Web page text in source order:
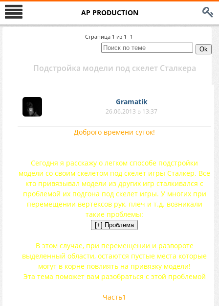
AP PRODUCTION
Страница 1 из 1 1
Подстройка модели под скелет Сталкера
Gramatik
26.06.2013 в 13:37
Доброго времени суток!
Сегодня я расскажу о легком способе подстройки
модели со своим скелетом под скелет игры Сталкер. Все
кто привязывал модели из других игр сталкивался с
проблемой их подгона под скелет игры. У многих при
перемещении вертексов рук, плеч и т.д. возникали
такие проблемы:
В этом случае, при перемещении и развороте
выделенный области, остаются пустые места которые
могут в корне повлиять на привязку модели!
Эта тема поможет вам разобраться с этой проблемой
Часть1